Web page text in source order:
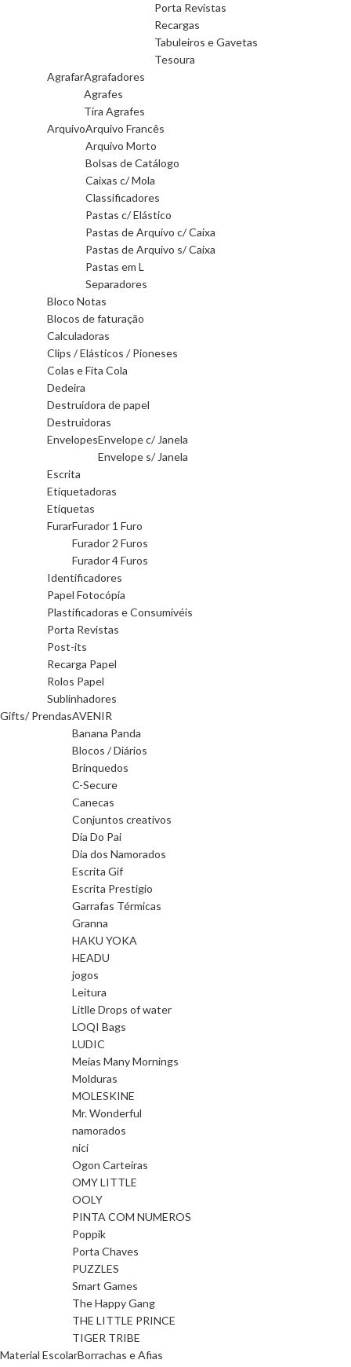
Porta Revistas
Recargas
Tabuleiros e Gavetas
Tesoura
AgrafarAgrafadores
Agrafes
Tira Agrafes
ArquivoArquivo Francês
Arquivo Morto
Bolsas de Catálogo
Caixas c/ Mola
Classificadores
Pastas c/ Elástico
Pastas de Arquivo c/ Caixa
Pastas de Arquivo s/ Caixa
Pastas em L
Separadores
Bloco Notas
Blocos de faturação
Calculadoras
Clips / Elásticos / Pioneses
Colas e Fita Cola
Dedeira
Destruidora de papel
Destruidoras
EnvelopesEnvelope c/ Janela
Envelope s/ Janela
Escrita
Etiquetadoras
Etiquetas
FurarFurador 1 Furo
Furador 2 Furos
Furador 4 Furos
Identificadores
Papel Fotocópia
Plastificadoras e Consumivéis
Porta Revistas
Post-its
Recarga Papel
Rolos Papel
Sublinhadores
Gifts/ PrendasAVENIR
Banana Panda
Blocos / Diários
Brinquedos
C-Secure
Canecas
Conjuntos creativos
Dia Do Pai
Dia dos Namorados
Escrita Gif
Escrita Prestigio
Garrafas Térmicas
Granna
HAKU YOKA
HEADU
jogos
Leitura
Litlle Drops of water
LOQI Bags
LUDIC
Meias Many Mornings
Molduras
MOLESKINE
Mr. Wonderful
namorados
nici
Ogon Carteiras
OMY LITTLE
OOLY
PINTA COM NUMEROS
Poppik
Porta Chaves
PUZZLES
Smart Games
The Happy Gang
THE LITTLE PRINCE
TIGER TRIBE
Material EscolarBorrachas e Afias